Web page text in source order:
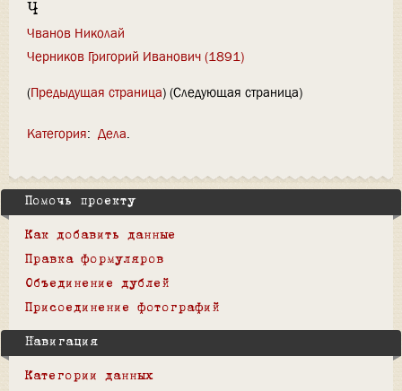
Ч
Чванов Николай
Черников Григорий Иванович (1891)
(Предыдущая страница) (Следующая страница)
Категория: Дела
Помочь проекту
Как добавить данные
Правка формуляров
Объединение дублей
Присоединение фотографий
Навигация
Категории данных